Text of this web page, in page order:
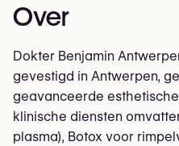
Over
Dokter Benjamin
gevestigd in Antwerpen,
geavanceerde
klinische diensten
plasma), Botox voor